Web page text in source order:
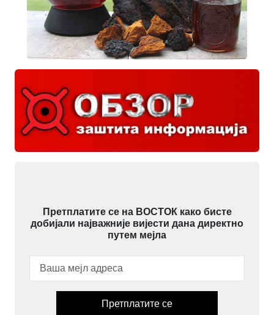
Претплатите се на ВОСТОК како бисте
добијали најважније вијести дана директно
путем мејла
Претплатите се